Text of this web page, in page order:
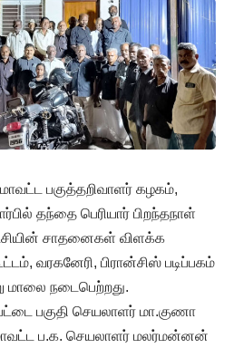
மாவட்ட பகுத்தறிவாளர் கழகம்,
தந்தை பெரியார் பிறந்தநாள்
சாதனைகள் விளக்க
வரகனேரி, பிரான்சிஸ் படிப்பகம்
மாலை நடைபெற்றது.
பகுதி செயலாளர் மா.குணா
ப.க. செயலாளர் மலர்மன்னன்